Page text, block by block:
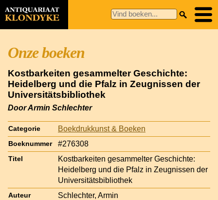
Onze boeken
Kostbarkeiten gesammelter Geschichte:
Heidelberg und die Pfalz in Zeugnissen der
Universitätsbibliothek
Door Armin Schlechter
Categorie Boekdrukkunst & Boeken
Boeknummer #276308
Titel
Kostbarkeiten gesammelter Geschichte:
Heidelberg und die Pfalz in Zeugnissen der
Universitätsbibliothek
Auteur Schlechter, Armin